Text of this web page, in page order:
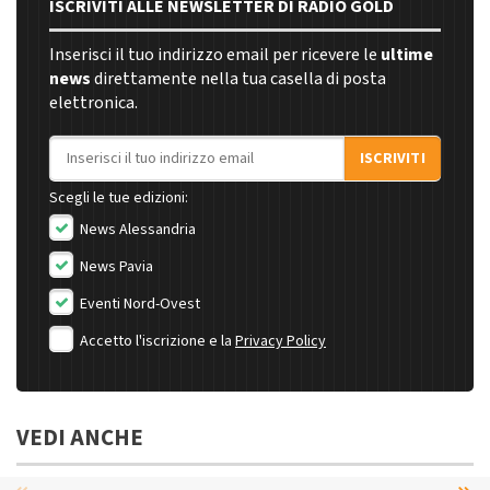
ISCRIVITI ALLE NEWSLETTER DI RADIO GOLD
Inserisci il tuo indirizzo email per ricevere le ultime
newsdirettamente nella tua casella di posta
elettronica.
Indirizzo email
ISCRIVITI
Scegli le tue edizioni:
News Alessandria
News Pavia
Eventi Nord-Ovest
Accetto l'iscrizione e la Privacy Policy
VEDI ANCHE